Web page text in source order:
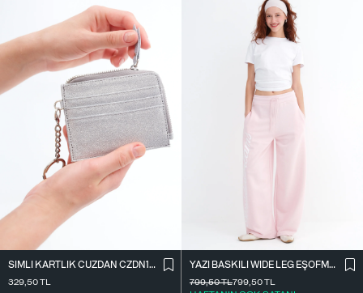
SIMLI KARTLIK CÜZDAN CZDN158
329,50TL
YAZI BASKILI WIDE LEG EŞOFMAN EŞF10698
799,50TL799,50TL